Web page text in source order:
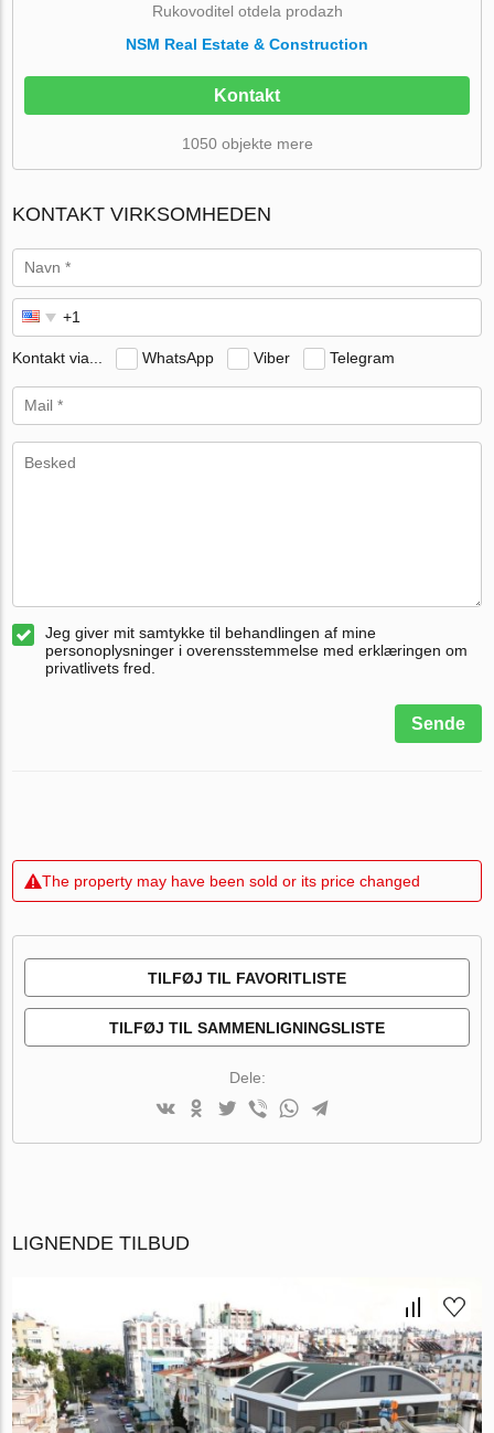
Rukovoditel otdela prodazh
NSM Real Estate & Construction
Kontakt
1050 objekte mere
KONTAKT VIRKSOMHEDEN
Kontakt via... WhatsApp Viber Telegram
Jeg giver mit samtykke til behandlingen af mine
personoplysninger i overensstemmelse med erklæringen om
privatlivets fred.
Sende
The property may have been sold or its price changed
TILFØJ TIL FAVORITLISTE
TILFØJ TIL SAMMENLIGNINGSLISTE
Dele:
LIGNENDE TILBUD